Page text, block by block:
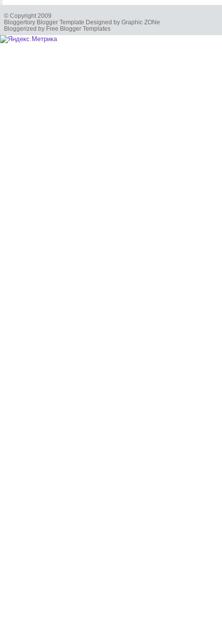
© Copyright 2009
Bloggertory Blogger Template Designed by Graphic ZONe
Bloggerized by Free Blogger Templates